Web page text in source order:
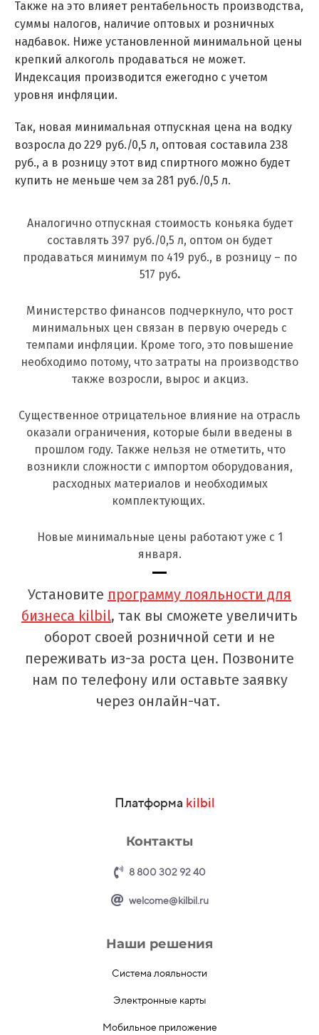
Также на это влияет рентабельность производства,
суммы налогов, наличие оптовых и розничных
надбавок. Ниже установленной минимальной цены
крепкий алкоголь продаваться не может.
Индексация производится ежегодно с учетом
уровня инфляции.
Так, новая минимальная отпускная цена на водку
возросла до 229 руб./0,5 л, оптовая составила 238
руб., а в розницу этот вид спиртного можно будет
купить не меньше чем за 281 руб./0,5 л.
Аналогично отпускная стоимость коньяка будет
составлять 397 руб./0,5 л, оптом он будет
продаваться минимум по 419 руб., в розницу – по
517 руб.
Министерство финансов подчеркнуло, что рост
минимальных цен связан в первую очередь с
темпами инфляции. Кроме того, это повышение
необходимо потому, что затраты на производство
также возросли, вырос и акциз.
Существенное отрицательное влияние на отрасль
оказали ограничения, которые были введены в
прошлом году. Также нельзя не отметить, что
возникли сложности с импортом оборудования,
расходных материалов и необходимых
комплектующих.
Новые минимальные цены работают уже с 1
января.
Установите п рограмму лояльности для
бизнеса kilbil, так вы сможете увеличить
оборот своей розничной сети и не
переживать из-за роста цен. Позвоните
нам по телефону или оставьте заявку
через онлайн-чат.
Платформа kilbil
Контакты
8 800 302 92 40
welcome@kilbil.ru
Наши решения
Система лояльности
Электронные карты
Мобильное приложение